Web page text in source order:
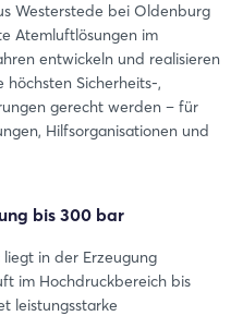
Westerstede bei Oldenburg
Atemluftlösungen im
entwickeln und realisieren
Sicherheits-,
gerecht werden – für
Hilfsorganisationen und
bis 300 bar
in der Erzeugung
im Hochdruckbereich bis
leistungsstarke